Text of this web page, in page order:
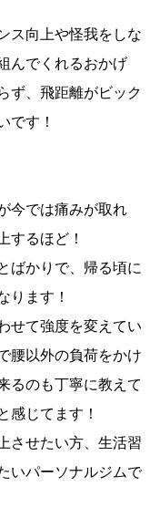
ス向上や怪我をしな
んでくれるおかげ
ず、飛距離がビック
です！
今では痛みが取れ
するほど！
ばかりで、帰る頃に
ります！
せて強度を変えてい
腰以外の負荷をかけ
るのも丁寧に教えて
感じてます！
させたい方、生活習
いパーソナルジムで